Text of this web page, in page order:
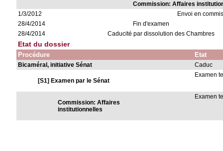
Commission: Affaires
1/3/2012
Envoi en
28/4/2014
Fin d'examen
28/4/2014
Caducité par dissolution des Chambres
Etat du dossier
Procédure Etat
Bicaméral, initiative Sénat Caduc
[S1] Examen par le Sénat
Examen
Commission: Affaires
institutionnelles
Examen